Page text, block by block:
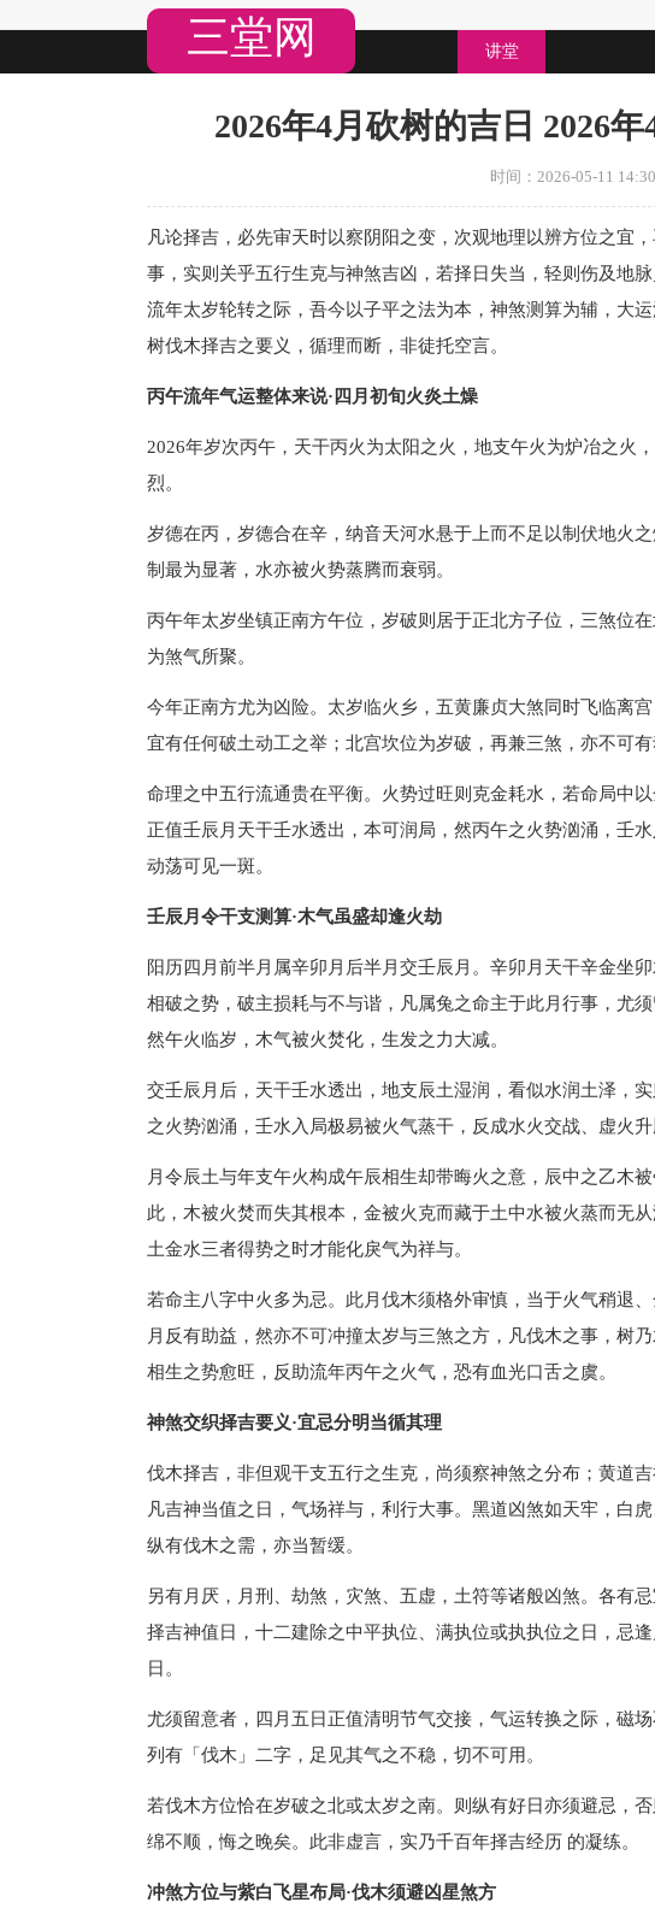
三堂网 讲堂
2026年4月砍树的吉日 2026
时间：2026-05-11
凡论择吉，必先审天时以察阴阳之变，次观地理以辨方位之宜
事，实则关乎五行生克与神煞吉凶，若择日失当，轻则伤及地
流年太岁轮转之际，吾今以子平之法为本，神煞测算为辅，大
树伐木择吉之要义，循理而断，非徒托空言。
丙午流年气运整体来说·四月初旬火炎土燥
2026年岁次丙午，天干丙火为太阳之火，地支午火为炉冶之火
烈。
岁德在丙，岁德合在辛，纳音天河水悬于上而不足以制伏地火
制最为显著，水亦被火势蒸腾而衰弱。
丙午年太岁坐镇正南方午位，岁破则居于正北方子位，三煞位
为煞气所聚。
今年正南方尤为凶险。太岁临火乡，五黄廉贞大煞同时飞临离
宜有任何破土动工之举；北宫坎位为岁破，再兼三煞，亦不可有
命理之中五行流通贵在平衡。火势过旺则克金耗水，若命局中
正值壬辰月天干壬水透出，本可润局，然丙午之火势汹涌，壬
动荡可见一斑。
壬辰月令干支测算·木气虽盛却逢火劫
阳历四月前半月属辛卯月后半月交壬辰月。辛卯月天干辛金坐
相破之势，破主损耗与不与谐，凡属兔之命主于此月行事，尤
然午火临岁，木气被火焚化，生发之力大减。
交壬辰月后，天干壬水透出，地支辰土湿润，看似水润土泽，
之火势汹涌，壬水入局极易被火气蒸干，反成水火交战、虚火升
月令辰土与年支午火构成午辰相生却带晦火之意，辰中之乙木
此，木被火焚而失其根本，金被火克而藏于土中水被火蒸而无
土金水三者得势之时才能化戾气为祥与。
若命主八字中火多为忌。此月伐木须格外审慎，当于火气稍退
月反有助益，然亦不可冲撞太岁与三煞之方，凡伐木之事，树
相生之势愈旺，反助流年丙午之火气，恐有血光口舌之虞。
神煞交织择吉要义·宜忌分明当循其理
伐木择吉，非但观干支五行之生克，尚须察神煞之分布；黄道
凡吉神当值之日，气场祥与，利行大事。黑道凶煞如天牢，白
纵有伐木之需，亦当暂缓。
另有月厌，月刑、劫煞，灾煞、五虚，土符等诸般凶煞。各有
择吉神值日，十二建除之中平执位、满执位或执执位之日，忌
日。
尤须留意者，四月五日正值清明节气交接，气运转换之际，磁
列有「伐木」二字，足见其气之不稳，切不可用。
若伐木方位恰在岁破之北或太岁之南。则纵有好日亦须避忌，
绵不顺，悔之晚矣。此非虚言，实乃千百年择吉经历 的凝练。
冲煞方位与紫白飞星布局·伐木须避凶星煞方